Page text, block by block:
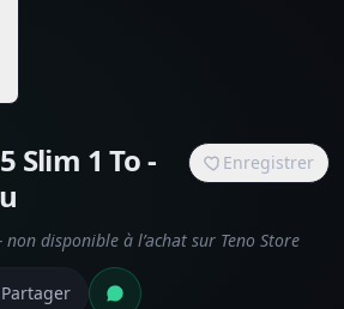
Slim 1 To -
Enregistrer
disponible à l’achat sur Teno Store
Partager